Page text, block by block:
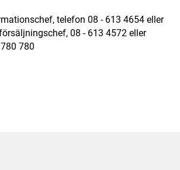
telefon 08 - 613 4654 eller
08 - 613 4572 eller
780